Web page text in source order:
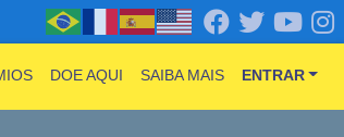
DOE AQUI SAIBA MAIS ENTRAR